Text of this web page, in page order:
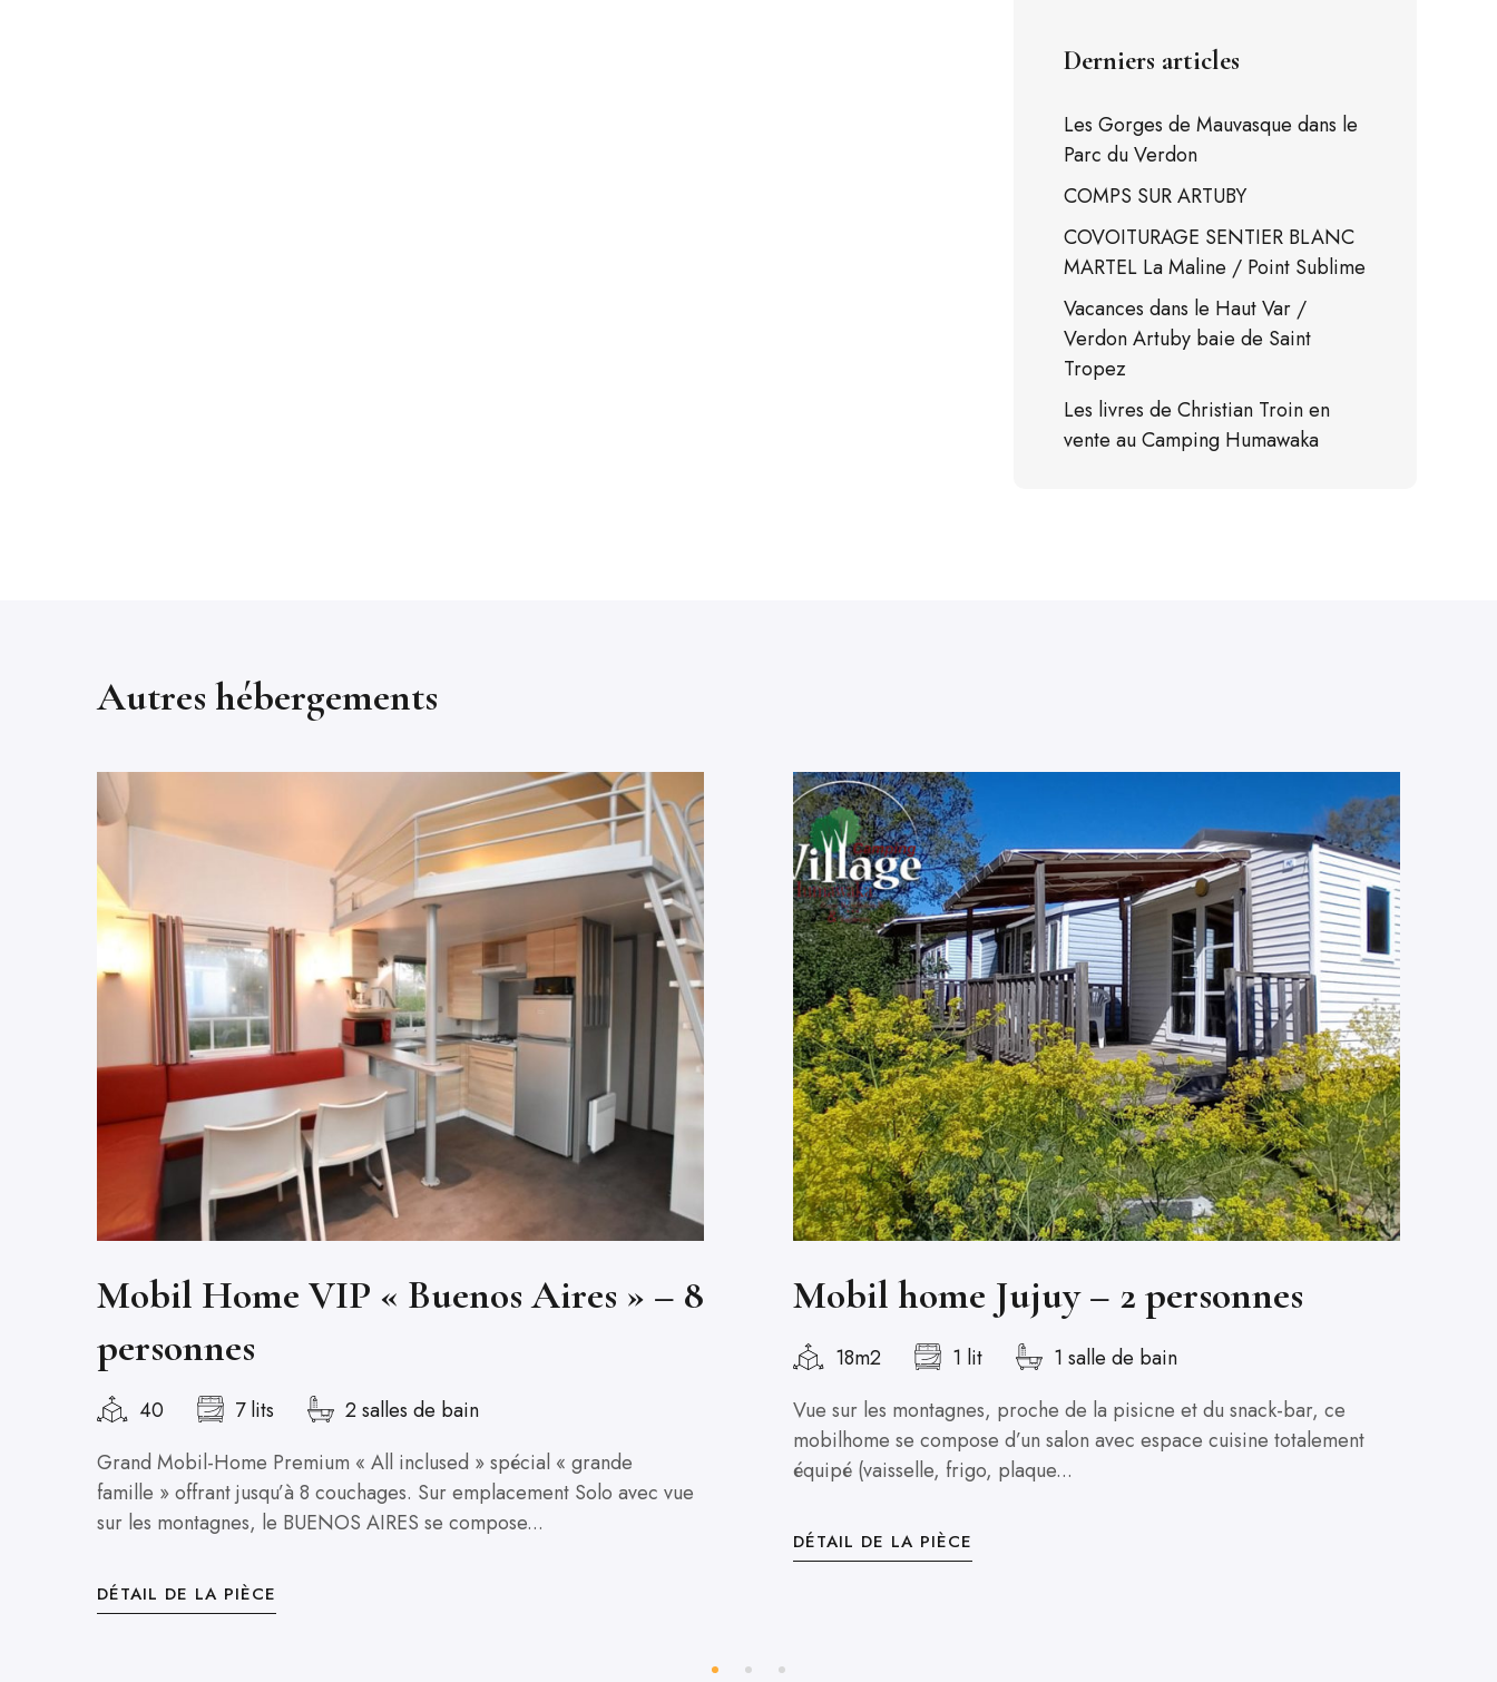
Derniers articles
Les Gorges de Mauvasque dans le
Parc du Verdon
COMPS SUR ARTUBY
COVOITURAGE SENTIER BLANC
MARTEL La Maline / Point Sublime
Vacances dans le Haut Var /
Verdon Artuby baie de Saint
Tropez
Les livres de Christian Troin en
vente au Camping Humawaka
Autres hébergements
Mobil Home VIP « Buenos Aires » – 8
personnes
40 7 lits
2 salles de bain
Grand Mobil-Home Premium « All inclused » spécial « grande
famille » offrant jusqu’à 8 couchages. Sur emplacement Solo avec vue
sur les montagnes, le BUENOS AIRES se compose...
DÉTAIL DE LA PIÈCE
Mobil home Jujuy – 2 personnes
18m2 1 lit
1 salle de bain
Vue sur les montagnes, proche de la pisicne et du snack-bar, ce
mobilhome se compose d’un salon avec espace cuisine totalement
équipé (vaisselle, frigo, plaque...
DÉTAIL DE LA PIÈCE